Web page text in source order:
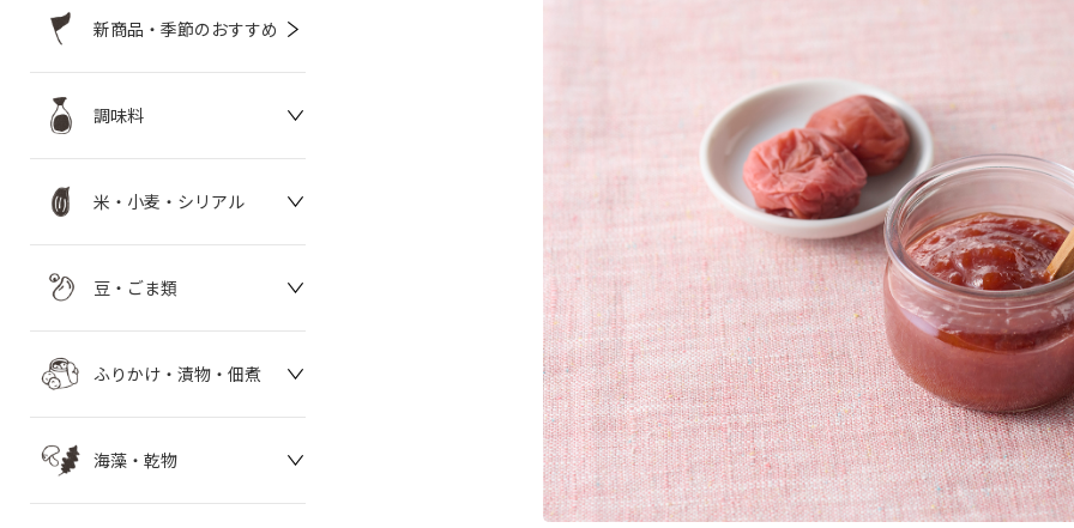
新商品・季節のおすすめ
調味料
米・小麦・シリアル
豆・ごま類
ふりかけ・漬物・佃煮
海藻・乾物